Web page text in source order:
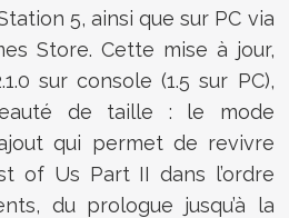
5, ainsi que sur PC via
Store. Cette mise à jour,
sur console (1.5 sur PC),
de taille : le mode
qui permet de revivre
of Us Part II dans l’ordre
du prologue jusqu’à la